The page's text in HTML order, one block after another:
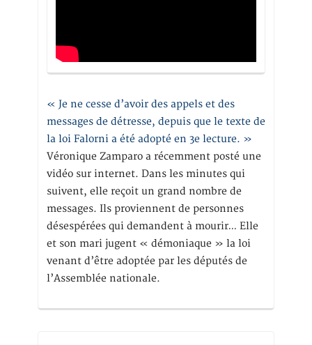
« Je ne cesse d’avoir des appels et des
messages de détresse, depuis que le texte de
la loi Falorni a été adopté en 3e lecture. »
Véronique Zamparo a récemment posté une
vidéo sur internet. Dans les minutes qui
suivent, elle reçoit un grand nombre de
messages. Ils proviennent de personnes
désespérées qui demandent à mourir… Elle
et son mari jugent « démoniaque » la loi
venant d’être adoptée par les députés de
l’Assemblée nationale.